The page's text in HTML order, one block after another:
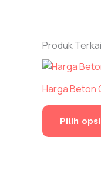
Produk
Harga Beton
Pilih opsi